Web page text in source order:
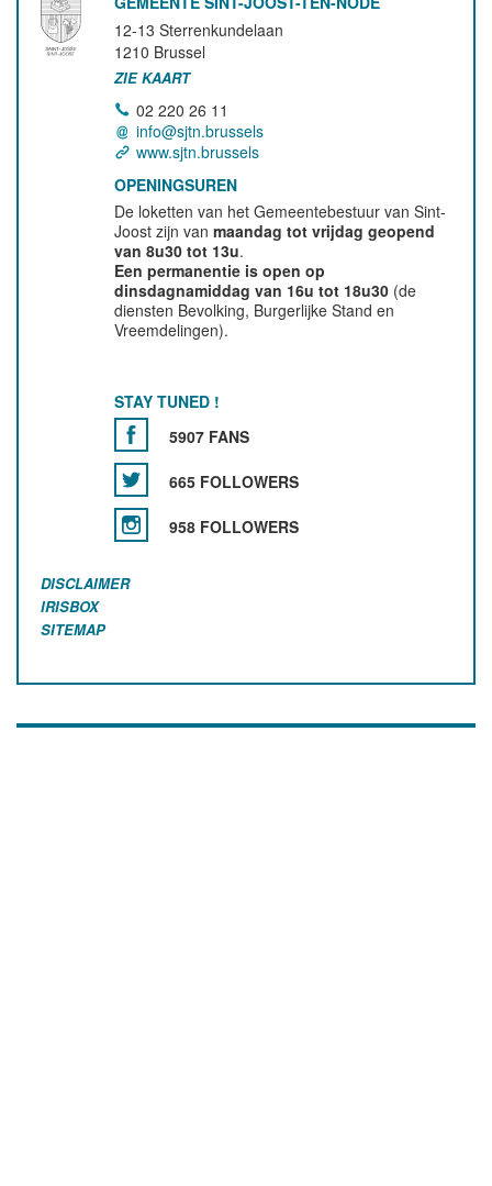
12-13 Sterrenkundelaan
1210 Brussel
ZIE KAART
02 220 26 11
info@sjtn.brussels
www.sjtn.brussels
OPENINGSUREN
De loketten van het Gemeentebestuur van Sint-
Joost zijn vanmaandag tot vrijdag geopend
van 8u30 tot 13u.
Een permanentie is open op
dinsdagnamiddag van 16u tot 18u30 (de
diensten Bevolking, Burgerlijke Stand en
Vreemdelingen).
STAY TUNED !
5907 FANS
665 FOLLOWERS
958 FOLLOWERS
DISCLAIMER
IRISBOX
SITEMAP